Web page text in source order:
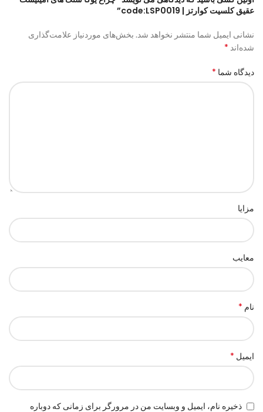
عقیق کلسیت کوارتز | code:LSP0019”
نشانی ایمیل شما منتشر نخواهد شد. بخش‌های موردنیاز علامت‌گذاری
شده‌اند *
دیدگاه شما *
مزایا
معایب
نام *
ایمیل *
ذخیره نام، ایمیل و وبسایت من در مرورگر برای زمانی که دوباره